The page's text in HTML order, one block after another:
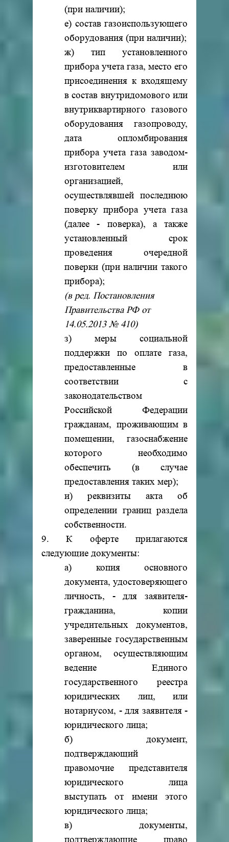
(при наличии);
е) состав газоиспользующего
оборудования (при наличии);
ж) тип установленного
прибора учета газа, место его
присоединения к входящему
в состав внутридомового или
внутриквартирного газового
оборудования газопроводу,
дата опломбирования
прибора учета газа заводом-
изготовителем или
организацией,
осуществлявшей последнюю
поверку прибора учета газа
(далее - поверка), а также
установленный срок
проведения очередной
поверки (при наличии такого
прибора);
(в ред. Постановления
Правительства РФ от
14.05.2013 № 410)
з) меры социальной
поддержки по оплате газа,
предоставленные в
соответствии с
законодательством
Российской Федерации
гражданам, проживающим в
помещении, газоснабжение
которого необходимо
обеспечить (в случае
предоставления таких мер);
и) реквизиты акта об
определении границ раздела
собственности.
9. К оферте прилагаются
следующие документы:
а) копия основного
документа, удостоверяющего
личность, - для заявителя-
гражданина, копии
учредительных документов,
заверенные государственным
органом, осуществляющим
ведение Единого
государственного реестра
юридических лиц, или
нотариусом, - для заявителя -
юридического лица;
б) документ,
подтверждающий
правомочие представителя
юридического лица
выступать от имени этого
юридического лица;
в) документы,
подтверждающие право